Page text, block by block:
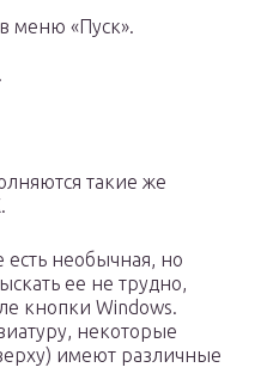
меню «Пуск».
такие же
есть необычная, но
ее не трудно,
кнопки Windows.
некоторые
имеют различные